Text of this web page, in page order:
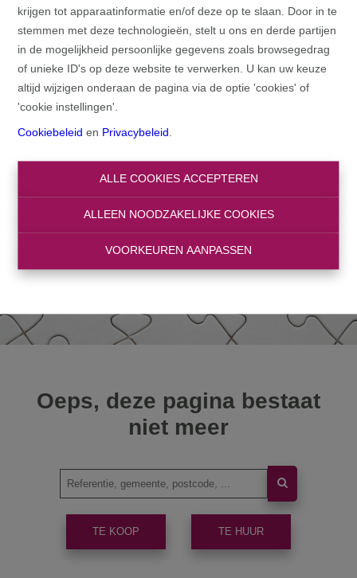
krijgen tot apparaatinformatie en/of deze op te slaan. Door in te
stemmen met deze technologieën, stelt u ons en derde partijen
in de mogelijkheid persoonlijke gegevens zoals browsegedrag
of unieke ID's op deze website te verwerken. U kan uw keuze
altijd wijzigen onderaan de pagina via de optie 'cookies' of
'cookie instellingen'.
Cookiebeleid en Privacybeleid
ALLE COOKIES ACCEPTEREN
ALLEEN NOODZAKELIJKE COOKIES
VOORKEUREN AANPASSEN
HOME
Oeps, deze pagina bestaat
niet meer
TE KOOP TE HUUR